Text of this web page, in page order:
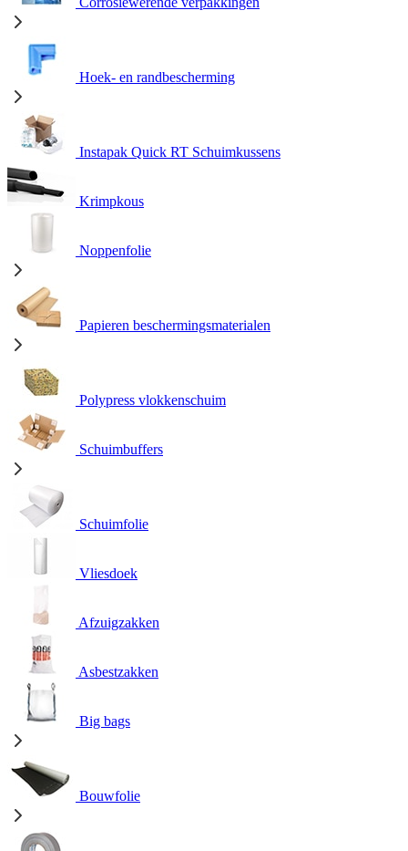
Hoek- en randbescherming
Instapak Quick RT Schuimkussens
Krimpkous
Noppenfolie
Papieren beschermingsmaterialen
Polypress vlokkenschuim
Schuimbuffers
Schuimfolie
Vliesdoek
Afzuigzakken
Asbestzakken
Big bags
Bouwfolie